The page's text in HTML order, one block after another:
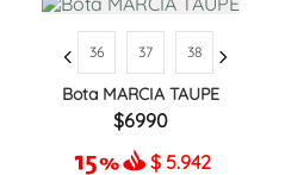
36 37 38
Bota MARCIA TAUPE
6990
$ 5.942